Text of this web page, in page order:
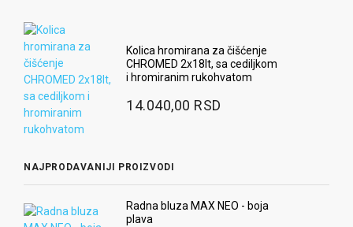
Kolica hromirana za čišćenje
CHROMED 2x18lt, sa cediljkom
i hromiranim rukohvatom
14.040,00 RSD
NAJPRODAVANIJI PROIZVODI
Radna bluza MAX NEO - boja
plava